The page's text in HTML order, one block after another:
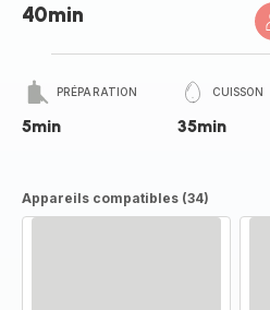
40min
PRÉPARATION
5min
CUISSON
35min
Appareils compatibles (34)